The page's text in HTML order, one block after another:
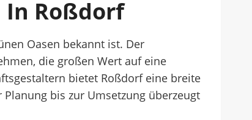
Roßdorf
Oasen bekannt ist. Der
die großen Wert auf eine
bietet Roßdorf eine breite
bis zur Umsetzung überzeugt